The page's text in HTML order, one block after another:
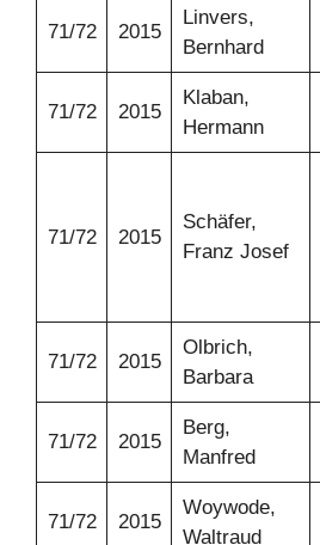
71/72 2015
Linvers,
Bernhard
71/72 2015
Klaban,
Hermann
71/72 2015
Schäfer,
Franz Josef
71/72 2015
Olbrich,
Barbara
71/72 2015
Berg,
Manfred
71/72 2015
Woywode,
Waltraud